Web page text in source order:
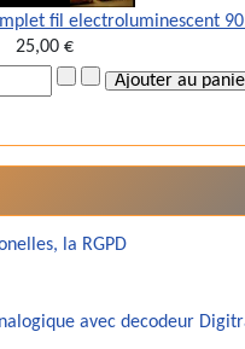
fil electroluminescent
25,00 €
la RGPD
avec decodeur